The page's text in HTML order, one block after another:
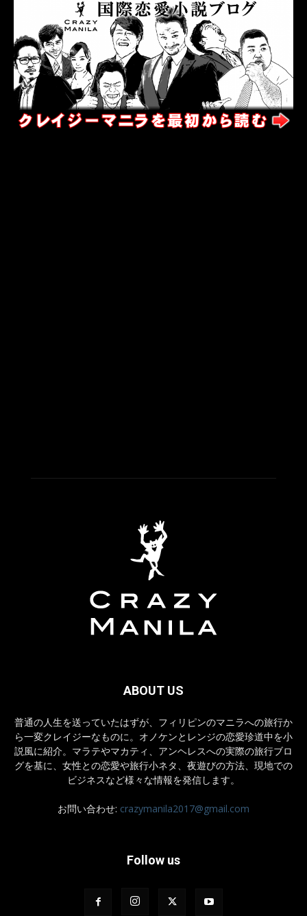
ABOUT US
普通の人生を送っていたはずが、フィリピンのマニラへの旅行か
ら一変クレイジーなものに。オノケンとレンジの恋愛珍道中を小
説風に紹介。マラテやマカティ、アンヘレスへの実際の旅行ブロ
グを基に、女性との恋愛や旅行小ネタ、夜遊びの方法、現地での
ビジネスなど様々な情報を発信します。
お問い合わせ: crazymanila2017@gmail.com
Follow us